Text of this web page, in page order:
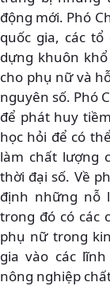
động mới. Phó
quốc gia, các
dựng khuôn
cho phụ nữ và
nguyên số. Phó
để phát huy
học hỏi để có
làm chất lượng
thời đại số. Về
định những nỗ
trong đó có các
phụ nữ trong
gia vào các
nông nghiệp